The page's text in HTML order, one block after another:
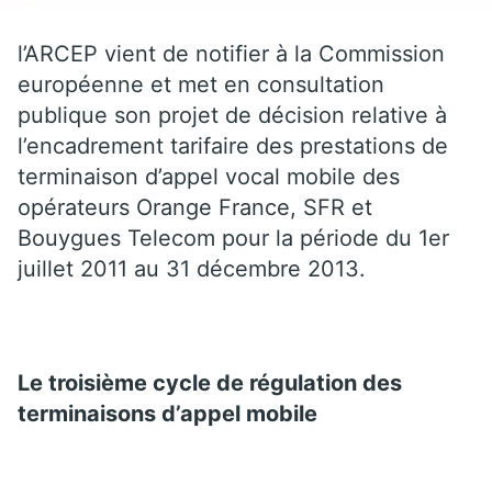
l’ARCEP vient de notifier à la Commission
européenne et met en consultation
publique son projet de décision relative à
l’encadrement tarifaire des prestations de
terminaison d’appel vocal mobile des
opérateurs Orange France, SFR et
Bouygues Telecom pour la période du 1er
juillet 2011 au 31 décembre 2013.
Le troisième cycle de régulation des
terminaisons d’appel mobile